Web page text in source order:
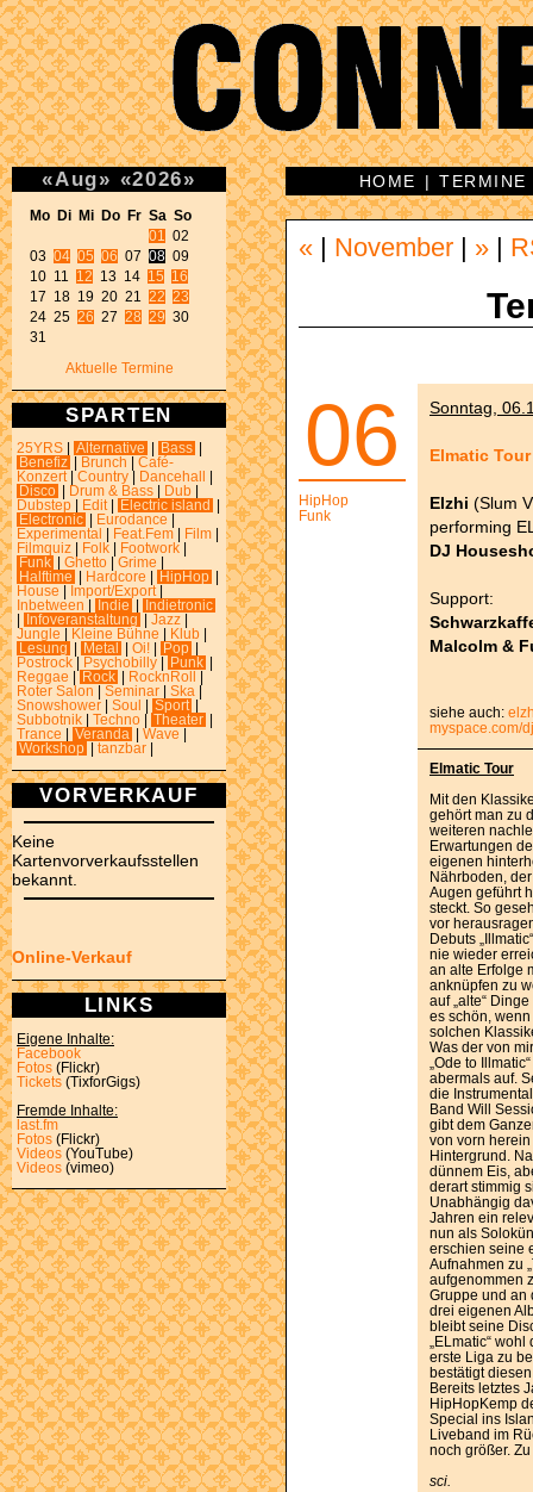
«Aug» «2026»
Mo Di Mi Do Fr Sa So
01
02
03 04 05 06 07 08 09
10 11 12 13 14 15
16
17 18 19 20 21 22 23
24 25 26 27 28 29 30
31
Aktuelle Termine
SPARTEN
25YRS Alternative Bass
Benefiz
Brunch
Café-
Konzert
Country Dancehall
Disco
Drum & Bass Dub
Dubstep
Edit Electric island
Electronic
Eurodance
Experimental
Feat.Fem Film
Filmquiz
Folk Footwork
Funk
Ghetto Grime
Halftime
Hardcore HipHop
House
Import/Export
Inbetween
Indie
Indietronic
Infoveranstaltung Jazz
Jungle
Kleine Bühne Klub
Lesung
Metal Oi! Pop
Postrock
Psychobilly Punk
Reggae
Rock RocknRoll
Roter Salon
Seminar Ska
Snowshower
Soul Sport
Subbotnik
Techno Theater
Trance
Veranda Wave
Workshop
tanzbar
VORVERKAUF
Keine
Kartenvorverkaufsstellen
bekannt.
Online-Verkauf
LINKS
Eigene Inhalte:
Facebook
Fotos (Flickr)
Tickets (TixforGigs)
Fremde Inhalte:
last.fm
Fotos (Flickr)
Videos (YouTube)
Videos (vimeo)
HOME |TERMINE
« November »
06
HipHop
Funk
Sonntag,
Elmatic Tour
Elzhi (Slum
performing
DJ
Support:
Malcolm &
siehe auch:
myspace.com/
Elmatic Tour
Mit den
gehört man zu
weiteren
Erwartungen
eigenen
Nährboden,
Augen geführt
steckt. So
vor
Debuts
nie wieder
an alte Erfolge
anknüpfen zu
auf „alte“
es schön,
solchen
Was der von
„Ode to
abermals auf.
die
Band Will
gibt dem
von vorn
Hintergrund.
dünnem Eis,
derart stimmig
Unabhängig
Jahren ein
nun als
erschien seine
Aufnahmen zu
aufgenommen
Gruppe und an
drei eigenen
bleibt seine
„ELmatic“
erste Liga zu
bestätigt
Bereits letztes
HipHopKemp
Special ins
Liveband im
noch größer.
sci.